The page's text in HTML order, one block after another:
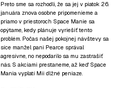
Preto sme sa rozhodli, že sa jej v piatok 26.
januára znova osobne pripomenieme a
priamo v priestoroch Space Manie sa
opýtame, kedy plánuje vyriešiť tento
problém. Počas našej pokojnej návštevy sa
síce manžel pani Pearce správal
agresívne, no nepodarilo sa mu zastrašiť
nás. S akciami prestaneme, až keď Space
Mania vyplatí Mii dlžné peniaze.